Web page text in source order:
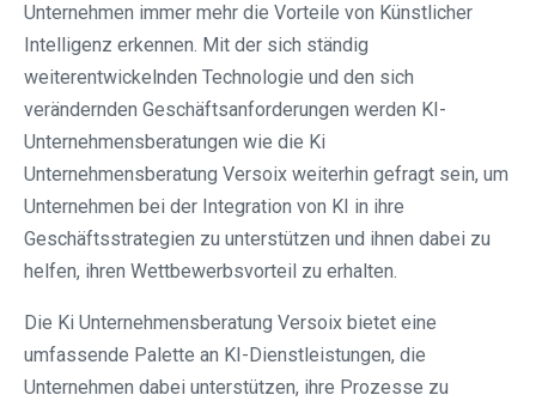
Unternehmen immer mehr die Vorteile von Künstlicher
Intelligenz erkennen. Mit der sich ständig
weiterentwickelnden Technologie und den sich
verändernden Geschäftsanforderungen werden KI-
Unternehmensberatungen wie die Ki
Unternehmensberatung Versoix weiterhin gefragt sein, um
Unternehmen bei der Integration von KI in ihre
Geschäftsstrategien zu unterstützen und ihnen dabei zu
helfen, ihren Wettbewerbsvorteil zu erhalten.
Die Ki Unternehmensberatung Versoix bietet eine
umfassende Palette an KI-Dienstleistungen, die
Unternehmen dabei unterstützen, ihre Prozesse zu